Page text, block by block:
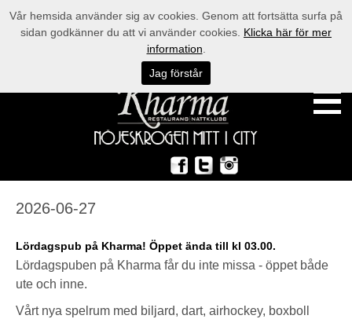
2026-06-27
Lördagspub på Kharma! Öppet ända till kl 03.00.
Lördagspuben på Kharma får du inte missa - öppet både
ute och inne.
Vårt nya spelrum med biljard, dart, airhockey, boxboll
Vår hemsida använder sig av cookies. Genom att fortsätta surfa på
sidan godkänner du att vi använder cookies. Klicka här för mer
information
Jag förstår